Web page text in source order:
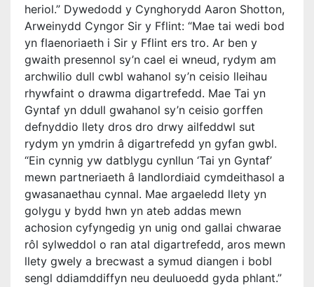
heriol.” Dywedodd y Cynghorydd Aaron Shotton,
Arweinydd Cyngor Sir y Fflint: “Mae tai wedi bod
yn flaenoriaeth i Sir y Fflint ers tro. Ar ben y
gwaith presennol sy’n cael ei wneud, rydym am
archwilio dull cwbl wahanol sy’n ceisio lleihau
rhywfaint o drawma digartrefedd. Mae Tai yn
Gyntaf yn ddull gwahanol sy’n ceisio gorffen
defnyddio llety dros dro drwy ailfeddwl sut
rydym yn ymdrin â digartrefedd yn gyfan gwbl.
“Ein cynnig yw datblygu cynllun ‘Tai yn Gyntaf’
mewn partneriaeth â landlordiaid cymdeithasol a
gwasanaethau cynnal. Mae argaeledd llety yn
golygu y bydd hwn yn ateb addas mewn
achosion cyfyngedig yn unig ond gallai chwarae
rôl sylweddol o ran atal digartrefedd, aros mewn
llety gwely a brecwast a symud diangen i bobl
sengl ddiamddiffyn neu deuluoedd gyda phlant.”